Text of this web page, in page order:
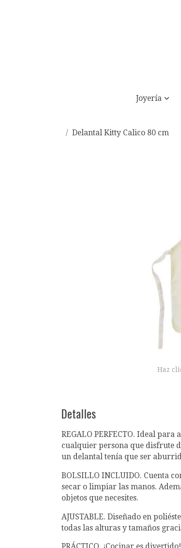
Joyería
Delantal Kitty Calico 80 cm
Haz
Detalles
REGALO PERFECTO. Ideal
cualquier persona que disfrute
un delantal tenía que ser
BOLSILLO INCLUIDO. Cuenta
secar o limpiar las manos.
objetos que necesites.
AJUSTABLE. Diseñado en
todas las alturas y tamaños